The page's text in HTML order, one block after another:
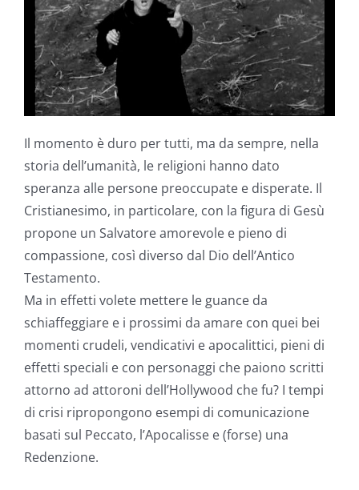
Il momento è duro per tutti, ma da sempre, nella
storia dell’umanità, le religioni hanno dato
speranza alle persone preoccupate e disperate. Il
Cristianesimo, in particolare, con la figura di Gesù
propone un Salvatore amorevole e pieno di
compassione, così diverso dal Dio dell’Antico
Testamento.
Ma in effetti volete mettere le guance da
schiaffeggiare e i prossimi da amare con quei bei
momenti crudeli, vendicativi e apocalittici, pieni di
effetti speciali e con personaggi che paiono scritti
attorno ad attoroni dell’Hollywood che fu? I tempi
di crisi ripropongono esempi di comunicazione
basati sul Peccato, l’Apocalisse e (forse) una
Redenzione.